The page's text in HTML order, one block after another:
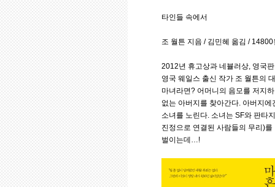
타인들 속에서
조 월튼 지음 / 김민혜 옮김 / 14800
2012년 휴고상과 네뷸러상, 영국
영국 웨일스 출신 작가 조 월튼의
마녀라면? 어머니의 음모를 저지
없는 아버지를 찾아간다. 아버지
소녀를 노린다. 소녀는 SF와 판타
진정으로 연결된 사람들의 무리)
벌이는데…!